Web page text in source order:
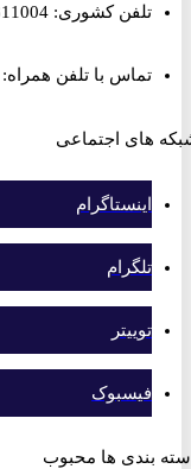
تلفن کشوری: 91311004 – 021
تماس با تلفن همراه: 91311004 – 021
اجتماعی
اینستاگرام
تلگرام
توییتر
فیسبوک
ها محبوب